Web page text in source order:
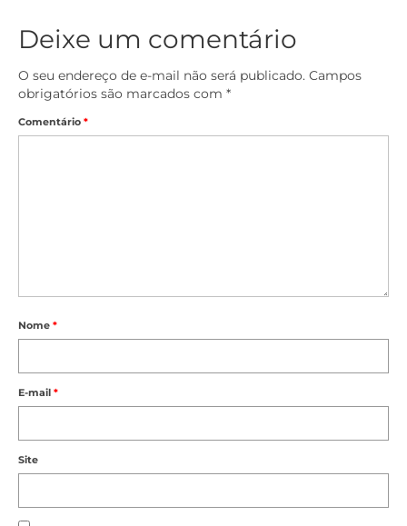
Deixe um comentário
O seu endereço de e-mail não será publicado. Campos
obrigatórios são marcados com *
Comentário *
Nome *
E-mail *
Site